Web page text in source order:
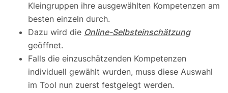
Kleingruppen ihre ausgewählten Kompetenzen am
besten einzeln durch.
Dazu wird die Online-Selbsteinschätzung
geöffnet.
Falls die einzuschätzenden Kompetenzen
individuell gewählt wurden, muss diese Auswahl
im Tool nun zuerst festgelegt werden.